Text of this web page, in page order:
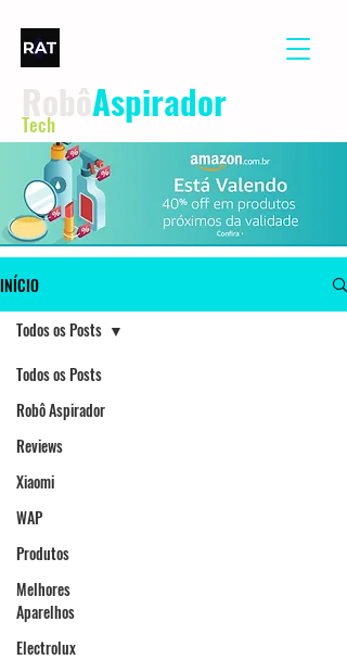
Aspirador
Tech
INÍCIO
Todos os Posts
Robô Aspirador
Reviews
Xiaomi
WAP
Produtos
Melhores
Aparelhos
Electrolux
Todos os Posts